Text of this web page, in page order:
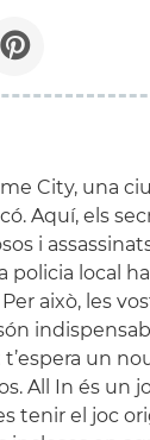
City, una
Aquí, els
i
policia local
això, les
un
All In és un
tenir el joc